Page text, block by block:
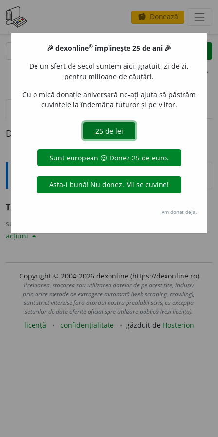
savings Donează
clear
opțiuni
definiții (1) pronunțievolume_up (26)
Definiția cu ID-ul 1047750:
Sinonime
TUNS
sursa:
acțiuni
Copyright © 2004-2026 dexonline (https://dexonline.ro)
Preluarea, stocarea sau utilizarea datelor de pe acest site, inclusiv
prin orice metode de extragere automată (web scraping, crawling),
sunt strict interzise fără acordul nostru prealabil scris, cu excepția
seturilor de date oferite oficial spre utilizare publică (vezi licența).
licență confidențialitate găzduit de Hosterion
🎉 dexonline® împlinește 25 de ani 🎉
De un sfert de secol suntem aici, gratuit, zi de zi,
pentru milioane de căutări.
Cu o mică donație aniversară ne-ați ajuta să păstrăm
cuvintele la îndemâna tuturor și pe viitor.
Am donat deja.